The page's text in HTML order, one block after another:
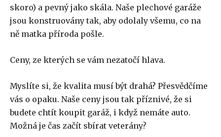
skoro) a pevný jako skála. Naše plechové garáže
jsou konstruovány tak, aby odolaly všemu, co na
ně matka příroda pošle.
Ceny, ze kterých se vám nezatočí hlava.
Myslíte si, že kvalita musí být drahá? Přesvědčíme
vás o opaku. Naše ceny jsou tak příznivé, že si
budete chtít koupit garáž, i když nemáte auto.
Možná je čas začít sbírat veterány?